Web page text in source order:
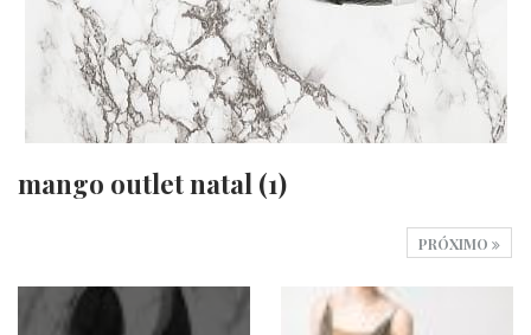
mango outlet natal (1)
PRÓXIMO